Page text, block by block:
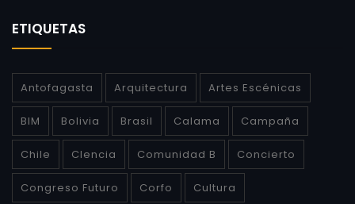
ETIQUETAS
Antofagasta Arquitectura Artes Escénicas
BIM Bolivia Brasil Calama Campaña
Chile CIencia Comunidad B Concierto
Congreso Futuro Corfo Cultura